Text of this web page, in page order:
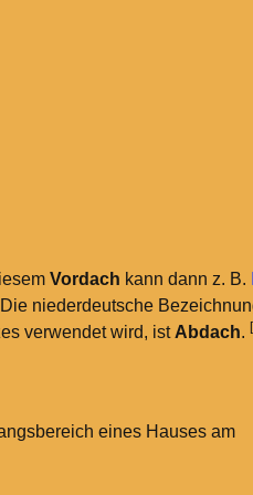
Vordach kann dann z. B.
niederdeutsche
verwendet wird, ist Abdach.
eines Hauses am